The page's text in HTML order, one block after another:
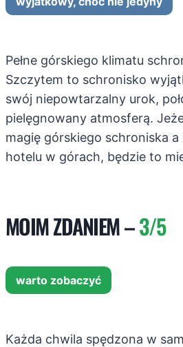
Pełne górskiego klimatu
Szczytem to schronisko
swój niepowtarzalny urok,
pielęgnowany atmosferą.
magię górskiego schroniska
hotelu w górach, będzie to
MOIM ZDANIEM –3/5
warto zobaczyć
Każda chwila spędzona w